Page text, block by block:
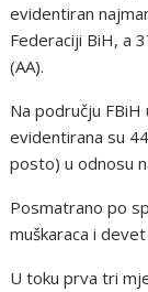
evidentiran
Federaciji BiH, a
(AA).
Na području
evidentirana su
posto) u odnosu
Posmatrano po
muškaraca i devet
U toku prva tri